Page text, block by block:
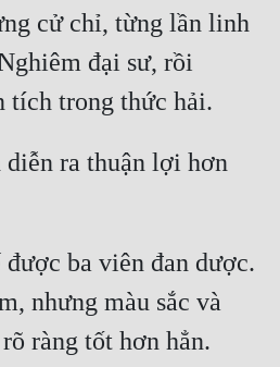
cử chỉ, từng lần linh
đại sư, rồi
diễn ra thuận lợi hơn
ba viên đan dược.
nhưng màu sắc và